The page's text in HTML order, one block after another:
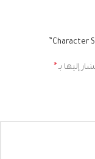
إليها بـ *